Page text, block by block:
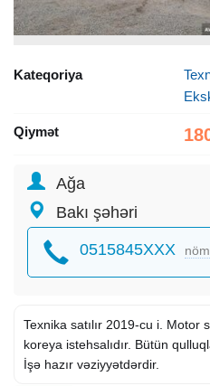
Kateqoriya
Qiymət
Ağa
Bakı şəhəri
0515845XXX
Texnika satılır 2019-cu i. Motor
koreya istehsalıdır. Bütün
İşə hazır vəziyyətdərdir.